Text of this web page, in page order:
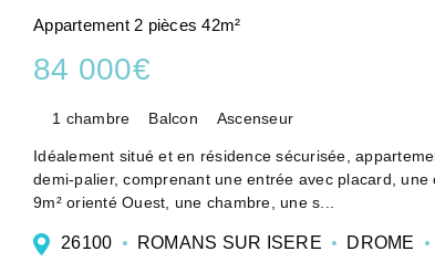
Appartement 2 pièces 42m²
84 000€
1 chambre Balcon Ascenseur
Idéalement situé et en résidence sécurisée, appartement T2 au
demi-palier, comprenant une entrée avec placard,
9m² orienté Ouest, une chambre, une s...
26100 ROMANS SUR ISERE DROME